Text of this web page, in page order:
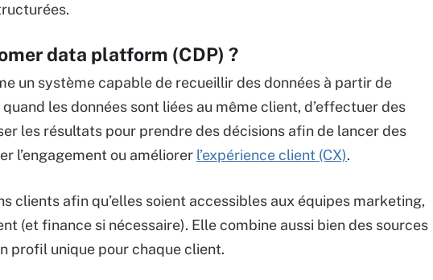
data platform (CDP) ?
un système capable de recueillir des données à partir de
les données sont liées au même client, d’effectuer des
les résultats pour prendre des décisions afin de lancer des
l’engagement ou améliorer l’expérience client (CX).
clients afin qu’elles soient accessibles aux équipes marketing,
(et finance si nécessaire). Elle combine aussi bien des sources
profil unique pour chaque client.